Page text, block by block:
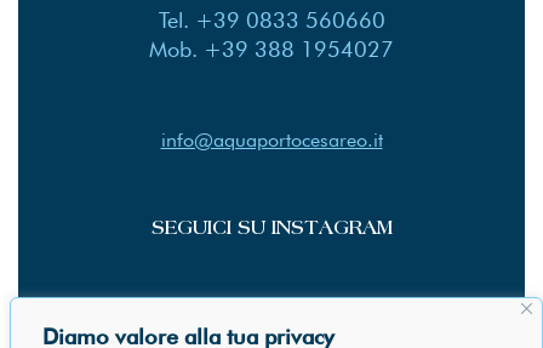
Diamo valore alla tua privacy
Tel. +39 0833 560660
Mob. +39 388 1954027
info@aquaportocesareo.it
SEGUICI SU INSTAGRAM
SEGUICI SU